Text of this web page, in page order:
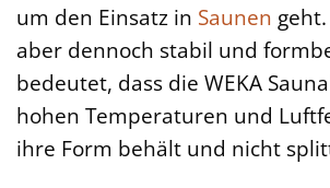
um den Einsatz in Saunen
aber dennoch stabil und
bedeutet, dass die WEKA
hohen Temperaturen und
ihre Form behält und nicht